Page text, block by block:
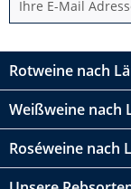
Rotweine nach
Weißweine nach
Roséweine nach